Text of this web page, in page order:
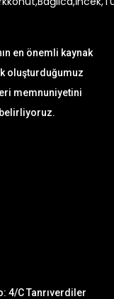
en önemli kaynak
oluşturduğumuz
memnuniyetini
4/C Tanrıverdiler